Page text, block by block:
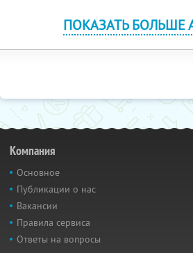
ПОКАЗАТЬ БОЛЬШЕ
Компания
Основное
Публикации о нас
Вакансии
Правила сервиса
Ответы на вопросы